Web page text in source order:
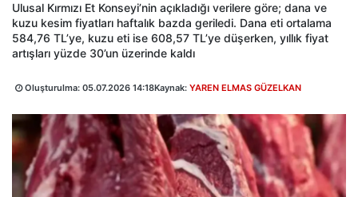
Ulusal Kırmızı Et Konseyi’nin açıkladığı verilere göre; dana ve
kuzu kesim fiyatları haftalık bazda geriledi. Dana eti ortalama
584,76 TL’ye, kuzu eti ise 608,57 TL’ye düşerken, yıllık fiyat
artışları yüzde 30’un üzerinde kaldı
Oluşturulma: 05.07.2026 14:18Kaynak: YAREN ELMAS GÜZELKAN